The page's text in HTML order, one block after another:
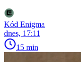
Kód Enigma
dnes, 17:11
15 min